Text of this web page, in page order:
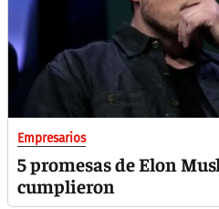
Empresarios
5 promesas de Elon
cumplieron